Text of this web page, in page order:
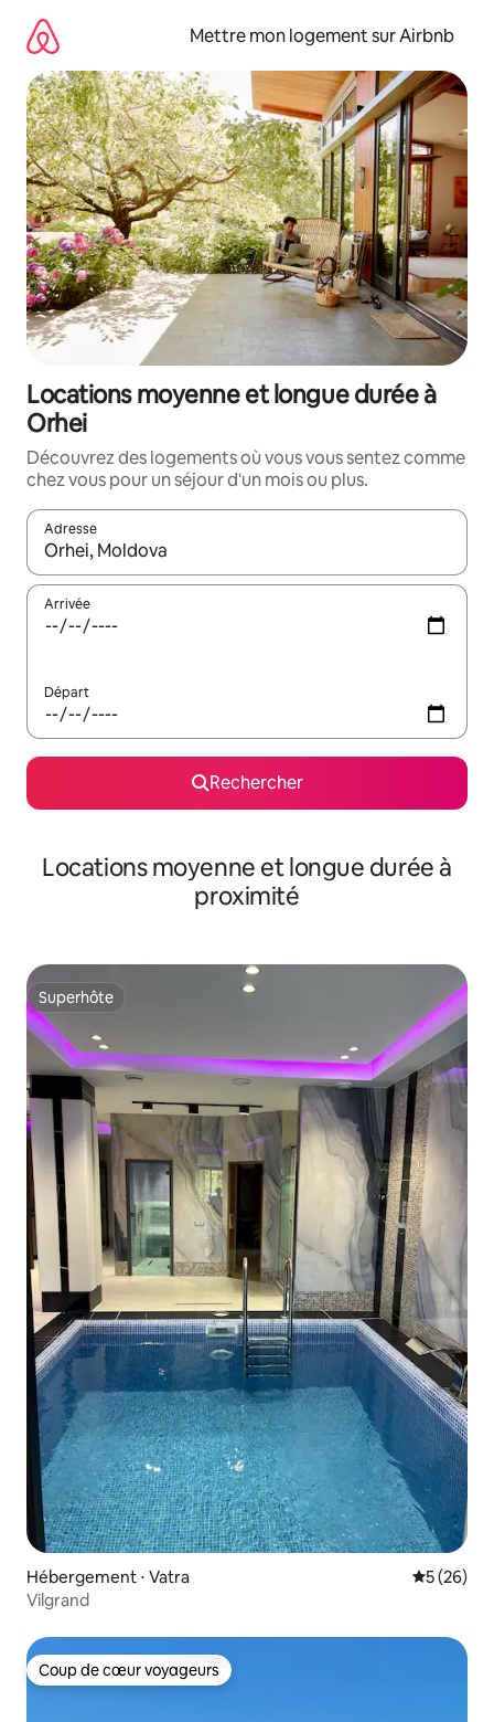
directement
contenu
Mettre mon logement sur Airbnb
Locations moyenne et longue durée à
Orhei
Découvrez des logements où vous vous sentez comme
chez vous pour un séjour d'un mois ou plus.
Adresse
Lorsque les résultats s'affichent, utilisez les flèches vers le
Arrivée
Départ
Rechercher
Locations moyenne et longue durée à
proximité
Superhôte
Superhôte
Hébergement ⋅ Vatra
5 (26)
Vilgrand
Coup de cœur voyageurs
Coup de cœur voyageurs